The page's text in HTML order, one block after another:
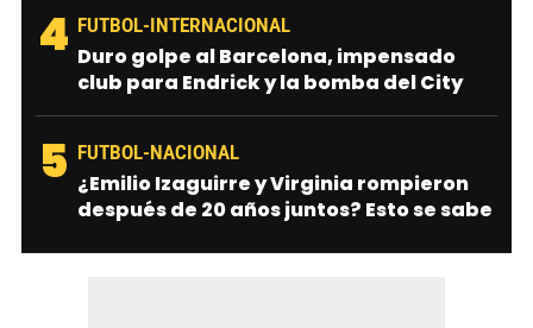
4 FUTBOL-INTERNACIONAL
Duro golpe al Barcelona, impensado
club para Endrick y la bomba del City
5 FUTBOL-NACIONAL
¿Emilio Izaguirre y Virginia rompieron
después de 20 años juntos? Esto se sabe